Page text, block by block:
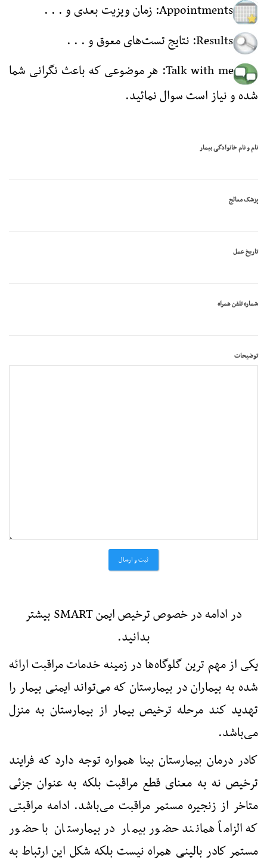
Appointments‏: زمان ویزیت بعدی و . . . ‏‏
Results‏: نتایج تست‌های معوق و . . . ‏
Talk with me‏: هر موضوعی كه باعث نگرانی شما
شده و نیاز است سوال نمائید.‏
نام و نام خانوادگی بیمار
پزشک معالج
تاریخ عمل
شماره تلفن همراه
توضیحات
ثبت و ارسال
در ادامه در خصوص ترخیص ایمنSMART بیشتر
بدانید.
یكی از مهم ترین گلوگاه‌ها در زمینه خدمات مراقبت ارائه
شده به بیماران در بیمارستان كه می‌تواند ایمنی بیمار را
تهدید كند مرحله ترخیص بیمار از بیمارستان به منزل
می‌باشد.
كادر درمان بیمارستان بینا همواره توجه دارد كه فرایند
ترخیص نه به معنای قطع مراقبت بلكه به عنوان جزئی
متاخر از زنجیره مستمر مراقبت می‌باشد. ادامه مراقبتی
كه الزاماً همانند حضور بیمار در بیمارستان با حضور
مستمر كادر بالینی همراه نیست بلكه شكل این ارتباط به